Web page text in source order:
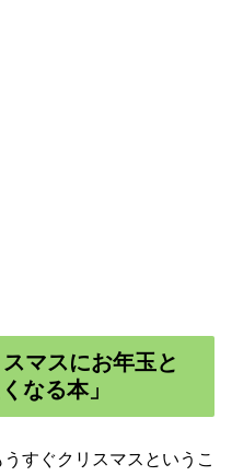
マスにお年玉と
なる本」
すぐクリスマスというこ